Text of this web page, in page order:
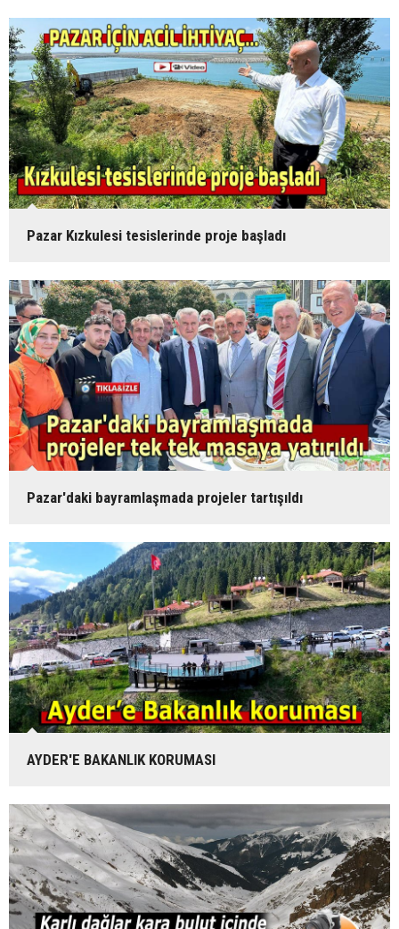
Pazar Kızkulesi tesislerinde proje başladı
Pazar'daki bayramlaşmada projeler tartışıldı
AYDER'E BAKANLIK KORUMASI